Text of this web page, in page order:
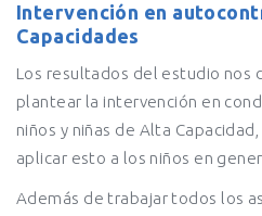
Intervención en
Capacidades
Los resultados del estudio nos
plantear la intervención en
niños y niñas de Alta
aplicar esto a los niños en
Además de trabajar todos los